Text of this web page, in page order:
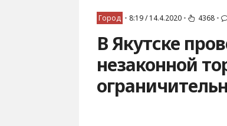
Город • 8:19 / 14.4.2020 • 4368 •
В Якутске
незаконной